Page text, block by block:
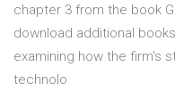
chapter 3 from the book
download additional
examining how the firm's
technolo